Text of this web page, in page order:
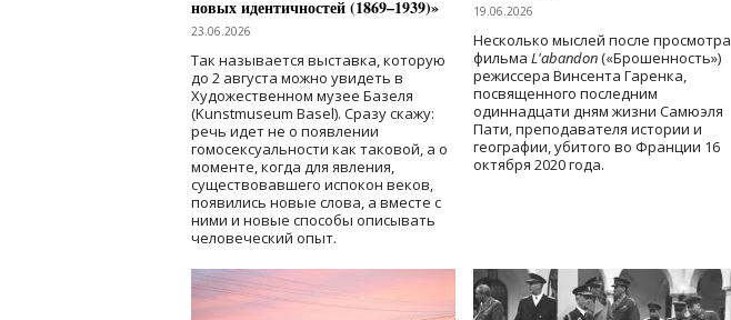
новых идентичностей (1869–1939)»
23.06.2026
Так называется выставка, которую
до 2 августа можно увидеть в
Художественном музее Базеля
(Kunstmuseum Basel). Сразу скажу:
речь идет не о появлении
гомосексуальности как таковой, а о
моменте, когда для явления,
существовавшего испокон веков,
появились новые слова, а вместе с
ними и новые способы описывать
человеческий опыт.
19.06.2026
Несколько мыслей после просмотра
фильма L'abandon(«Брошенность»)
режиссера Винсента Гаренка,
посвященного последним
одиннадцати дням жизни Самюэля
Пати, преподавателя истории и
географии, убитого во Франции 16
октября 2020 года.